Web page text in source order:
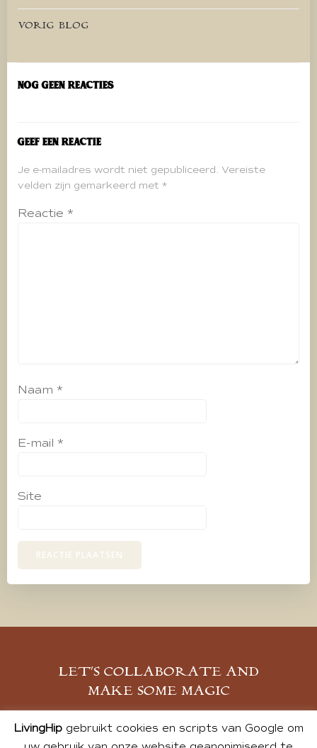
Bericht
navigatie
VORIG BLOG
Nog geen reacties
Geef een reactie
Je e-mailadres wordt niet gepubliceerd. Vereiste
velden zijn gemarkeerd met *
Reactie *
Naam *
E-mail *
Site
LET’S COLLABORATE AND
MAKE SOME MAGIC
MELD JE AAN
LivingHipgebruikt cookies en scripts van Google om